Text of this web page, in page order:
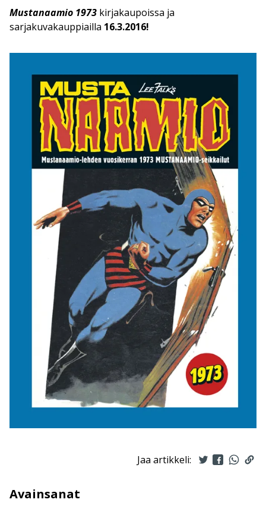
Mustanaamio 1973 kirjakaupoissa ja
sarjakuvakauppiailla 16.3.2016!
Jaa artikkeli:
Avainsanat